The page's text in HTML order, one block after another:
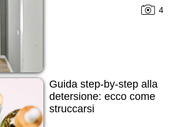
4
Guida step-by-step alla
detersione: ecco come
struccarsi